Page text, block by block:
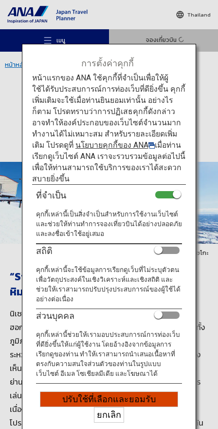
Thailand
เมนู จองเที่ยวบิน
สถานที่แนะนำ
ไอเดียท่องเที่ยว
เส้นทาง
ข้อมูลการเดินทาง
บริการ ANA
ปิด
หน้าหลัก ย่านนิเซโกะ
กิจกรรม ฮอกไกโด
ย่านนิเซโกะ
ภาพถ่ายโดย: สมาคมการท่องท่องเที่ยวรีสอร์ทนิเซโกะ
“St. Moritz” of the Orient — สถานที่ที่
หิมะเนื้อเนียนนุ่มละเอียดโปรยปราย
นิเซโกะแปลว่า “หน้าผาสูงชัน” ในภาษาไอนุของชนพื้นเมือง
ฮอกไกโด ตลอดหลายปีที่ผ่านมา นิเซโกะได้กลายเป็นชื่อของทั้ง
ภูมิภาค — รวมไปถึงภูเขาโยเทอิ และนิเซโกะอันนูปูริที่เชื่อม
ระหว่างเทือกเขาทางตอนเหนือกับที่ราบสูง โดยยังสามารถมอง
เห็นยอดเขาทั้งสามด้านรวมถึงภูเขาคงบุดาเกะ นิเซโกะซึ่งเป็น
ย่านสกีรีสอร์ทที่สำคัญของฮอกไกโด ดึงดูดผู้ที่หลงใหลในการ
เล่นสกีจากทั่วโลกด้วยหิมะเนื้อนุ่มละเอียดมากเป็นพิเศษ
เนื่องจากองค์ประกอบของน้ำมีต่ำมากที่ 8% เกล็ดหิมะจึง
โปรยปรายไปตามอากาศได้อย่างง่ายดาย บางครั้งผู้คนเรียกกัน
การตั้งค่าคุกกี้
หน้าแรกของ ANA ใช้คุกกี้ที่จำเป็นเพื่อให้ผู้
ใช้ได้รับประสบการณ์การท่องเว็บที่ดียิ่งขึ้น คุกกี้
เพิ่มเติมจะใช้เมื่อท่านยินยอมเท่านั้น อย่างไร
ก็ตาม โปรดทราบว่าการปฏิเสธคุกกี้ดังกล่าว
อาจทำให้องค์ประกอบของเว็บไซต์จำนวนมาก
ทำงานได้ไม่เหมาะสม สำหรับรายละเอียดเพิ่ม
เติม โปรดดูที่ นโยบายคุกกี้ของ ANA
เมื่อท่าน
เรียกดูเว็บไซต์ ANA เราจะรวบรวมข้อมูลต่อไปนี้
เพื่อให้ท่านสามารถใช้บริการของเราได้สะดวก
สบายยิ่งขึ้น
ที่จำเป็น
คุกกี้เหล่านี้เป็นสิ่งจำเป็นสำหรับการใช้งานเว็บไซต์
และช่วยให้ท่านทำการจองเที่ยวบินได้อย่างปลอดภัย
และลงชื่อเข้าใช้อยู่เสมอ
สถิติ
คุกกี้เหล่านี้จะใช้ข้อมูลการเรียกดูเว็บที่ไม่ระบุตัวตน
เพื่อวัตถุประสงค์ในเชิงวิเคราะห์และเชิงสถิติ และ
ช่วยให้เราสามารถปรับปรุงประสบการณ์ของผู้ใช้ได้
อย่างต่อเนื่อง
ส่วนบุคคล
คุกกี้เหล่านี้ช่วยให้เรามอบประสบการณ์การท่องเว็บ
ที่ดียิ่งขึ้นให้แก่ผู้ใช้งาน โดยอ้างอิงจากข้อมูลการ
เรียกดูของท่าน ทำให้เราสามารถนำเสนอเนื้อหาที่
ตรงกับความสนใจส่วนตัวของท่านในรูปแบบ
เว็บไซต์ อีเมล โซเชียลมีเดีย และโฆษณาได้
ปรับใช้ที่เลือกและยอมรับ
ยกเลิก